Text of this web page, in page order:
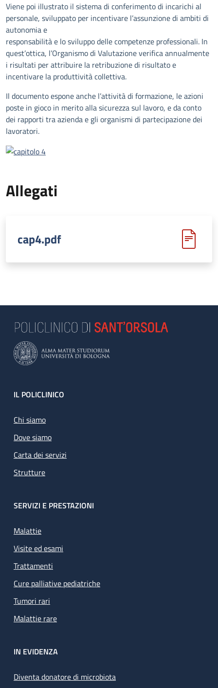
Viene poi illustrato il sistema di conferimento di incarichi al
personale, sviluppato per incentivare l’assunzione di ambiti di
autonomia e
responsabilità e lo sviluppo delle competenze professionali. In
quest’ottica, l’Organismo di Valutazione verifica annualmente
i risultati per attribuire la retribuzione di risultato e
incentivare la produttività collettiva.
Il documento espone anche l’attività di formazione, le azioni
poste in gioco in merito alla sicurezza sul lavoro, e da conto
dei rapporti tra azienda e gli organismi di partecipazione dei
lavoratori.
Allegati
cap4.pdf
Footer
IL POLICLINICO
Chi siamo
Dove siamo
Carta dei servizi
Strutture
SERVIZI E PRESTAZIONI
Malattie
Visite ed esami
Trattamenti
Cure palliative pediatriche
Tumori rari
Malattie rare
IN EVIDENZA
Diventa donatore di microbiota